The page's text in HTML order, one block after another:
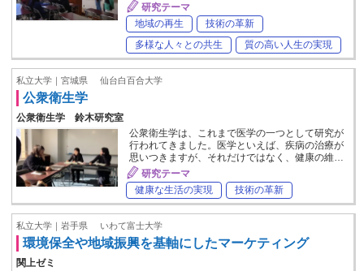
研究テーマ
地域の再生
技術の革新
多様な人々との共生
質の高い人生の実現
私立大学｜宮城県 仙台白百合大学
公衆衛生学
公衆衛生学 鈴木研究室
公衆衛生学は、これまで医学の一つとして研究が
行われてきました。医学といえば、疾病の治療が
思いつきますが、それだけではなく、健康の維…
研究テーマ
健康な生活の実現
技術の革新
私立大学｜岩手県 いわて富士大学
環境保全や地域振興を基軸にしたマーケティング
関上ゼミ